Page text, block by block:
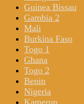
Guinea Bissau
Gambia 2
Mali
Burkina Faso
Togo 1
Ghana
Togo 2
Benin
Nigeria